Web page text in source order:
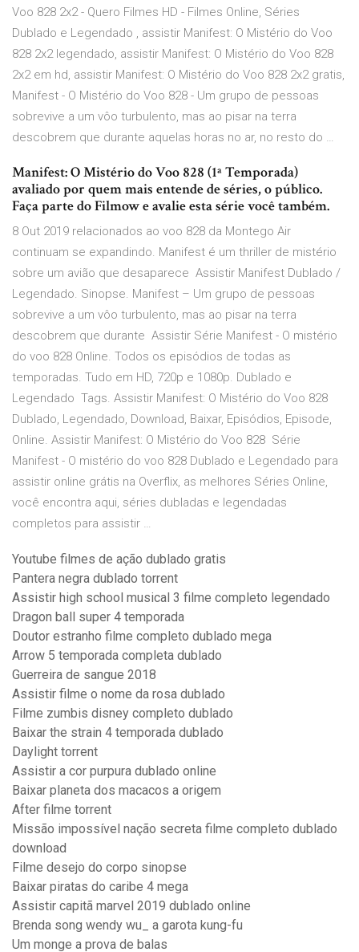
Voo 828 2x2 - Quero Filmes HD - Filmes Online, Séries
Dublado e Legendado , assistir Manifest: O Mistério do Voo
828 2x2 legendado, assistir Manifest: O Mistério do Voo 828
2x2 em hd, assistir Manifest: O Mistério do Voo 828 2x2 gratis,
Manifest - O Mistério do Voo 828 - Um grupo de pessoas
sobrevive a um vôo turbulento, mas ao pisar na terra
descobrem que durante aquelas horas no ar, no resto do …
Manifest: O Mistério do Voo 828 (1ª Temporada)
avaliado por quem mais entende de séries, o público.
Faça parte do Filmow e avalie esta série você também.
8 Out 2019 relacionados ao voo 828 da Montego Air
continuam se expandindo. Manifest é um thriller de mistério
sobre um avião que desaparece Assistir Manifest Dublado /
Legendado. Sinopse. Manifest – Um grupo de pessoas
sobrevive a um vôo turbulento, mas ao pisar na terra
descobrem que durante Assistir Série Manifest - O mistério
do voo 828 Online. Todos os episódios de todas as
temporadas. Tudo em HD, 720p e 1080p. Dublado e
Legendado Tags. Assistir Manifest: O Mistério do Voo 828
Dublado, Legendado, Download, Baixar, Episódios, Episode,
Online. Assistir Manifest: O Mistério do Voo 828 Série
Manifest - O mistério do voo 828 Dublado e Legendado para
assistir online grátis na Overflix, as melhores Séries Online,
você encontra aqui, séries dubladas e legendadas
completos para assistir …
Youtube filmes de ação dublado gratis
Pantera negra dublado torrent
Assistir high school musical 3 filme completo legendado
Dragon ball super 4 temporada
Doutor estranho filme completo dublado mega
Arrow 5 temporada completa dublado
Guerreira de sangue 2018
Assistir filme o nome da rosa dublado
Filme zumbis disney completo dublado
Baixar the strain 4 temporada dublado
Daylight torrent
Assistir a cor purpura dublado online
Baixar planeta dos macacos a origem
After filme torrent
Missão impossível nação secreta filme completo dublado
download
Filme desejo do corpo sinopse
Baixar piratas do caribe 4 mega
Assistir capitã marvel 2019 dublado online
Brenda song wendy wu_ a garota kung-fu
Um monge a prova de balas